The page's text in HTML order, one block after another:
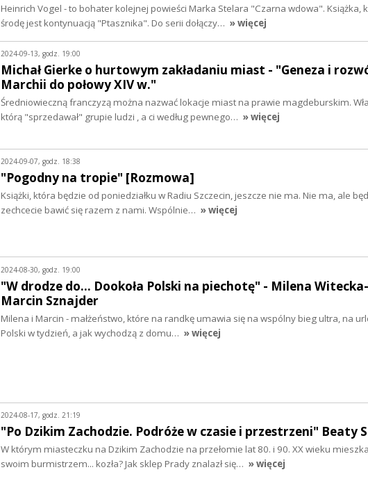
Heinrich Vogel - to bohater kolejnej powieści Marka Stelara "Czarna wdowa". Książka,
środę jest kontynuacją "Ptasznika". Do serii dołączy… » więcej
2024-09-13, godz. 19:00
Michał Gierke o hurtowym zakładaniu miast - "Geneza i
Marchii do połowy XIV w."
Średniowieczną franczyzą można nazwać lokacje miast na prawie magdeburskim.
którą "sprzedawał" grupie ludzi , a ci według pewnego… » więcej
2024-09-07, godz. 18:38
"Pogodny na tropie" [Rozmowa]
Książki, która będzie od poniedziałku w Radiu Szczecin, jeszcze nie ma. Nie ma, ale
zechcecie bawić się razem z nami. Wspólnie… » więcej
2024-08-30, godz. 19:00
"W drodze do... Dookoła Polski na piechotę" - Milena
Marcin Sznajder
Milena i Marcin - małżeństwo, które na randkę umawia się na wspólny bieg ultra, na
Polski w tydzień, a jak wychodzą z domu… » więcej
2024-08-17, godz. 21:19
"Po Dzikim Zachodzie. Podróże w czasie i przestrzeni" Beaty
W którym miasteczku na Dzikim Zachodzie na przełomie lat 80. i 90. XX wieku
swoim burmistrzem... kozła? Jak sklep Prady znalazł się… » więcej